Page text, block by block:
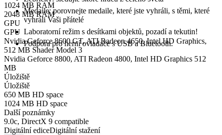
Medaile: porovnejte medaile, které jste vyhráli, s těmi, které
vyhráli Vaši přátelé
Laboratorní režim s desítkami objektů, pozadí a tekutin!
Podpora pro herní ovladače s USB a Bluetooth.
1024 MB RAM
2048 MB RAM
GPU
GPU
Nvidia Geforce 8600 GT, ATI Radeon 4650, Intel HD Graphics,
512 MB Shader Model 3
Nvidia Geforce 8800, ATI Radeon 4800, Intel HD Graphics 512
MB
Úložiště
Úložiště
650 MB HD space
1024 MB HD space
Další poznámky
9.0c, DirectX 9 compatible
Digitální ediceDigitální stažení